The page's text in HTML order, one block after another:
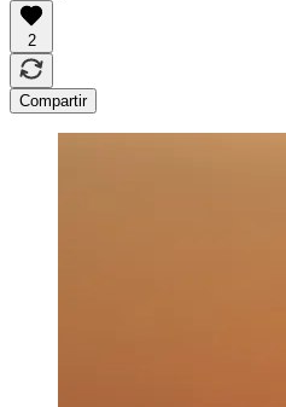
2
Compartir